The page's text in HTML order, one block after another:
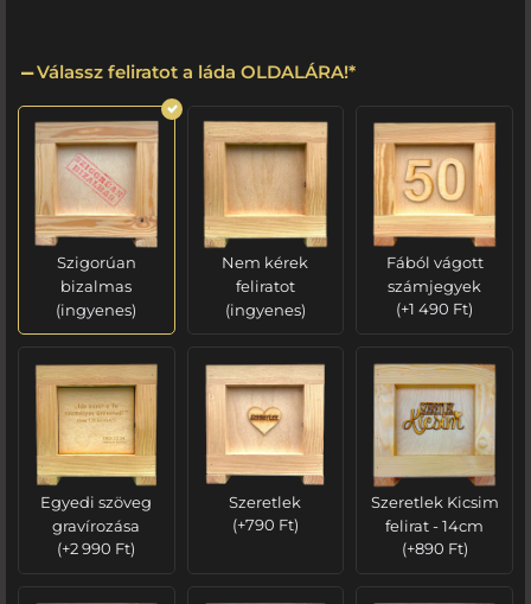
Válassz feliratot a láda OLDALÁRA!*
Szigorúan
bizalmas
(ingyenes)
Nem kérek
feliratot
(ingyenes)
Fából vágott
számjegyek
(+1 490 Ft)
Egyedi szöveg
gravírozása
(+2 990 Ft)
Szeretlek
(+790 Ft)
Szeretlek Kicsim
felirat - 14cm
(+890 Ft)